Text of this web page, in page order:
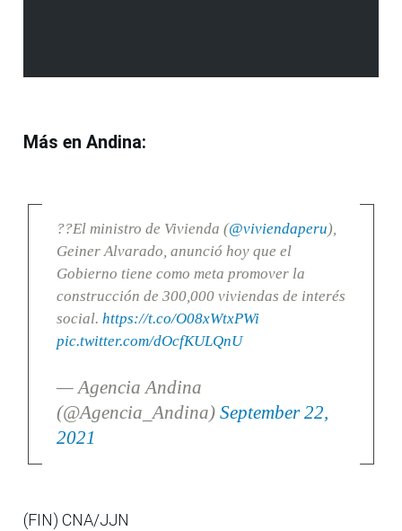
Más en Andina:
??El ministro de Vivienda (@viviendaperu),
Geiner Alvarado, anunció hoy que el
Gobierno tiene como meta promover la
construcción de 300,000 viviendas de interés
social. https://t.co/O08xWtxPWi
pic.twitter.com/dOcfKULQnU
— Agencia Andina
(@Agencia_Andina) September 22,
2021
(FIN) CNA/JJN